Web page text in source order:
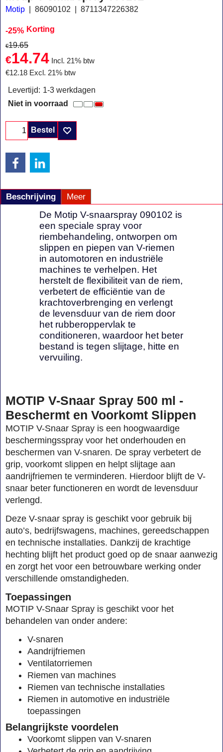
Motip 86090102 8711347226382
-25% Korting
€19.65
€14.74 Incl. 21% btw
€12.18 Excl. 21% btw
Levertijd: 1-3 werkdagen
Niet in voorraad
Bestel
Beschrijving Meer
De Motip V-snaarspray 090102 is
een speciale spray voor
riembehandeling, ontworpen om
slippen en piepen van V-riemen
in automotoren en industriële
machines te verhelpen. Het
herstelt de flexibiliteit van de riem,
verbetert de efficiëntie van de
krachtoverbrenging en verlengt
de levensduur van de riem door
het rubberoppervlak te
conditioneren, waardoor het beter
bestand is tegen slijtage, hitte en
vervuiling.
MOTIP V-Snaar Spray 500 ml -
Beschermt en Voorkomt Slippen
MOTIP V-Snaar Spray is een hoogwaardige
beschermingsspray voor het onderhouden en
beschermen van V-snaren. De spray verbetert de
grip, voorkomt slippen en helpt slijtage aan
aandrijfriemen te verminderen. Hierdoor blijft de V-
snaar beter functioneren en wordt de levensduur
verlengd.
Deze V-snaar spray is geschikt voor gebruik bij
auto’s, bedrijfswagens, machines, gereedschappen
en technische installaties. Dankzij de krachtige
hechting blijft het product goed op de snaar aanwezig
en zorgt het voor een betrouwbare werking onder
verschillende omstandigheden.
Toepassingen
MOTIP V-Snaar Spray is geschikt voor het
behandelen van onder andere:
V-snaren
Aandrijfriemen
Ventilatorriemen
Riemen van machines
Riemen van technische installaties
Riemen in automotive en industriële
toepassingen
Belangrijkste voordelen
Voorkomt slippen van V-snaren